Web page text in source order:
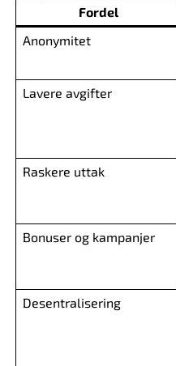
Fordel
Anonymitet
Lavere avgifter
Raskere uttak
Bonuser og kampanjer
Desentralisering